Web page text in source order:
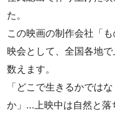
た。
この映画の制作会社「
映会として、全国各地
数えます。
「どこで生きるかでは
か」...上映中は自然と